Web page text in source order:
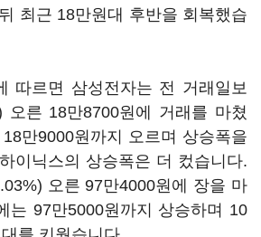
최근 18만원대 후반을 회복했습
따르면 삼성전자는 전 거래일보
오른 18만8700원에 거래를 마쳤
만9000원까지 오르며 상승폭을
이닉스의 상승폭은 더 컸습니다.
오른 97만4000원에 장을 마
는 97만5000원까지 상승하며 10